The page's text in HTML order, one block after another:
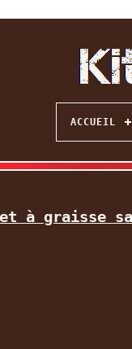
ACCUEIL
à graisse